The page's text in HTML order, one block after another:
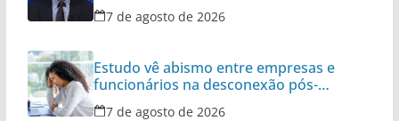
7 de agosto de 2026
Estudo vê abismo entre empresas e
funcionários na desconexão pós-
expediente
7 de agosto de 2026